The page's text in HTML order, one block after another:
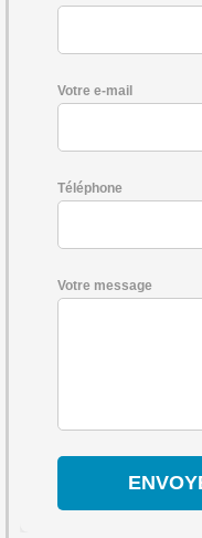
Votre e-mail
Téléphone
Votre message